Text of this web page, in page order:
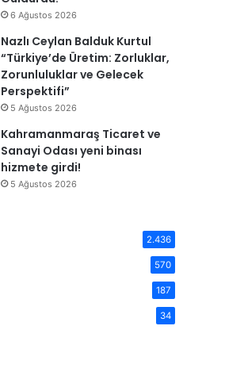
6 Ağustos 2026
Nazlı Ceylan Balduk Kurtul
“Türkiye’de Üretim: Zorluklar,
Zorunluluklar ve Gelecek
Perspektifi”
5 Ağustos 2026
Kahramanmaraş Ticaret ve
Sanayi Odası yeni binası
hizmete girdi!
5 Ağustos 2026
2.436
570
187
34